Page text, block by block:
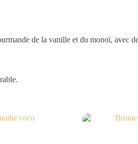
de la vanille et du monoï, avec